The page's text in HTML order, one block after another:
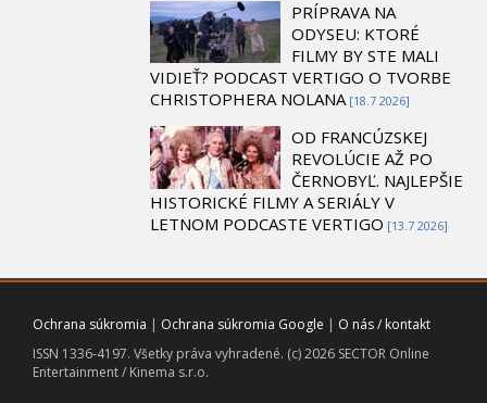
PRÍPRAVA NA
ODYSEU: KTORÉ
FILMY BY STE MALI
VIDIEŤ? PODCAST VERTIGO O TVORBE
CHRISTOPHERA NOLANA [18.7 2026]
OD FRANCÚZSKEJ
REVOLÚCIE AŽ PO
ČERNOBYĽ. NAJLEPŠIE
HISTORICKÉ FILMY A SERIÁLY V
LETNOM PODCASTE VERTIGO [13.7 2026]
Ochrana súkromia Ochrana súkromia Google
O nás / kontakt
ISSN 1336-4197. Všetky práva vyhradené. (c) 2026 SECTOR Online
Entertainment / Kinema s.r.o.